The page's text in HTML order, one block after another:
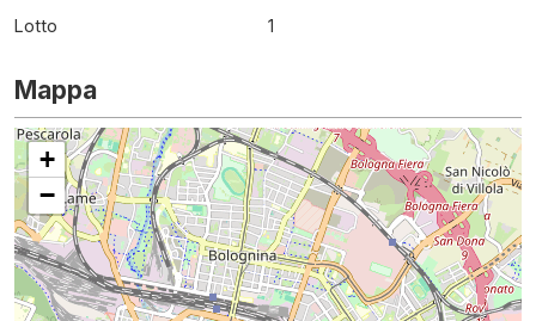
Lotto
1
Mappa
+
−